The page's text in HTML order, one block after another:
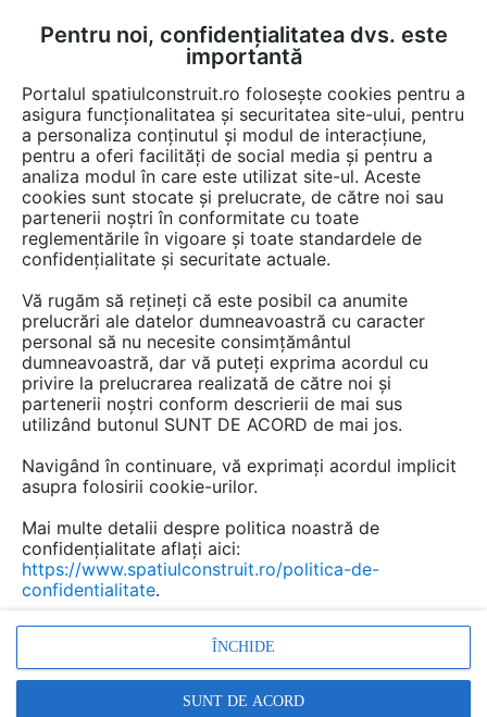
FĂ-ȚI CONT LOGIN
CUM SE FACE
EȘTI AICI: Documentații Cataloage, brosuri Alei, pavaje, pardoseli de exterior
Sisteme de degivrare a conductelor
FENIX ADPSV, MAPSV, Autoreglabil
10/20/30 W
Limba: Romana
Pentru noi, confidențialitatea dvs. este
importantă
Portalul spatiulconstruit.ro folosește cookies pentru a
asigura funcționalitatea și securitatea site-ului, pentru
a personaliza conținutul și modul de interacțiune,
pentru a oferi facilități de social media și pentru a
analiza modul în care este utilizat site-ul. Aceste
cookies sunt stocate și prelucrate, de către noi sau
partenerii noștri în conformitate cu toate
reglementările în vigoare și toate standardele de
confidențialitate și securitate actuale.
Vă rugăm să rețineți că este posibil ca anumite
prelucrări ale datelor dumneavoastră cu caracter
personal să nu necesite consimțământul
dumneavoastră, dar vă puteți exprima acordul cu
privire la prelucrarea realizată de către noi și
partenerii noștri conform descrierii de mai sus
utilizând butonul SUNT DE ACORD de mai jos.
Navigând în continuare, vă exprimați acordul implicit
asupra folosirii cookie-urilor.
Mai multe detalii despre politica noastră de
confidențialitate aflați aici:
https://www.spatiulconstruit.ro/politica-de-
confidentialitate.
ÎNCHIDE
SUNT DE ACORD